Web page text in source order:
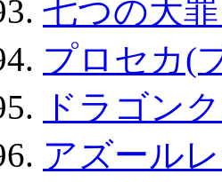
七つの大
プロセカ(
ドラゴン
アズール